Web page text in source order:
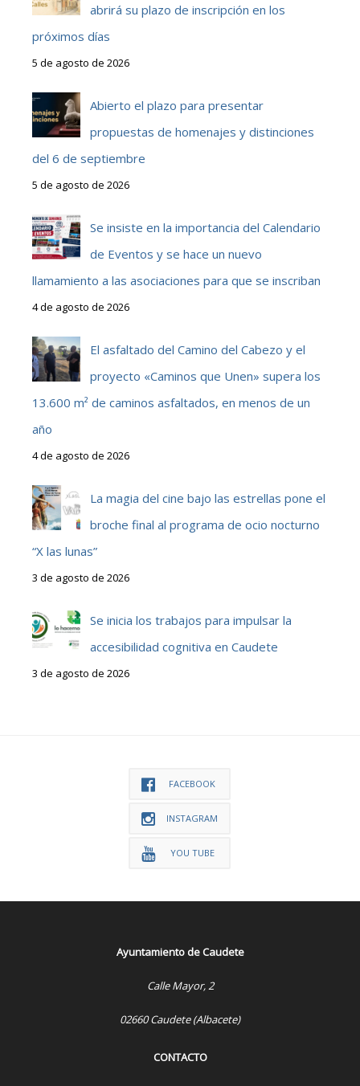
abrirá su plazo de inscripción en los
próximos días
5 de agosto de 2026
Abierto el plazo para presentar
propuestas de homenajes y distinciones
del 6 de septiembre
5 de agosto de 2026
Se insiste en la importancia del Calendario
de Eventos y se hace un nuevo
llamamiento a las asociaciones para que se inscriban
4 de agosto de 2026
El asfaltado del Camino del Cabezo y el
proyecto «Caminos que Unen» supera los
13.600 m² de caminos asfaltados, en menos de un
año
4 de agosto de 2026
La magia del cine bajo las estrellas pone el
broche final al programa de ocio nocturno
“X las lunas”
3 de agosto de 2026
Se inicia los trabajos para impulsar la
accesibilidad cognitiva en Caudete
3 de agosto de 2026
FACEBOOK
INSTAGRAM
YOU TUBE
Ayuntamiento de Caudete
Calle Mayor, 2
02660 Caudete (Albacete)
CONTACTO